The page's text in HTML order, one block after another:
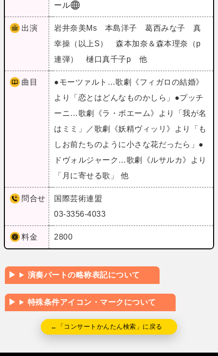
ール
出演
岩井奈美Ms 本島洋子 葛西みな子 真
幸操（以上S） 森本加奈＆森本理奈（p
連弾） 樋口真千子p 他
曲目
●モーツァルト…歌劇《フィガロの結婚》
より「恋とはどんなものかしら」●プッチ
ーニ…歌劇《ラ・ボエーム》より「我が名
はミミ」／歌劇《妖精ヴィッリ》より「も
しお前たちのように小さな花だったら」●
ドヴォルジャーク…歌劇《ルサルカ》より
「月に寄せる歌」 他
問合せ
国際芸術連盟
03-3356-4033
料金 2800
演奏パートの略称表記について
特殊条件アイコン・マークについて
←「コンサートかんたん検索」に戻る